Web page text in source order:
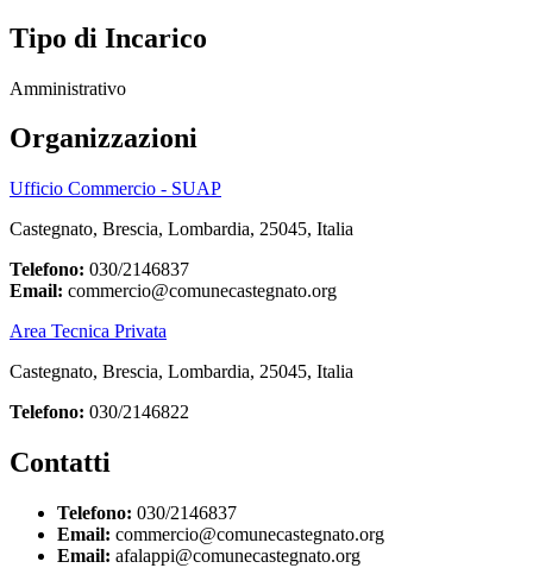
Tipo di Incarico
Amministrativo
Organizzazioni
Ufficio Commercio - SUAP
Castegnato, Brescia, Lombardia, 25045, Italia
Telefono: 030/2146837
Email: commercio@comunecastegnato.org
Area Tecnica Privata
Castegnato, Brescia, Lombardia, 25045, Italia
Telefono: 030/2146822
Contatti
Telefono: 030/2146837
Email: commercio@comunecastegnato.org
Email: afalappi@comunecastegnato.org